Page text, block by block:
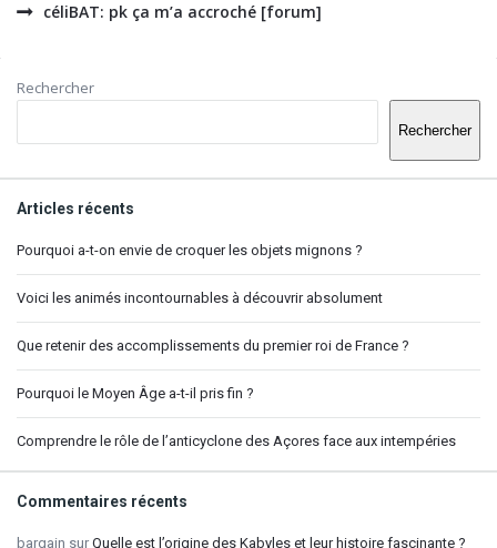
céliBAT: pk ça m’a accroché [forum]
latérale
Rechercher
Rechercher
Articles récents
Pourquoi a-t-on envie de croquer les objets mignons ?
Voici les animés incontournables à découvrir absolument
Que retenir des accomplissements du premier roi de France ?
Pourquoi le Moyen Âge a-t-il pris fin ?
Comprendre le rôle de l’anticyclone des Açores face aux intempéries
Commentaires récents
bargain sur Quelle est l’origine des Kabyles et leur histoire fascinante ?